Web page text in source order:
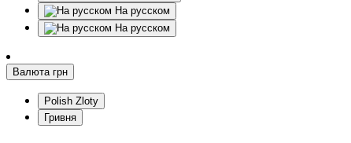
На русском
На русском
Валюта грн
Polish Zloty
Гривня